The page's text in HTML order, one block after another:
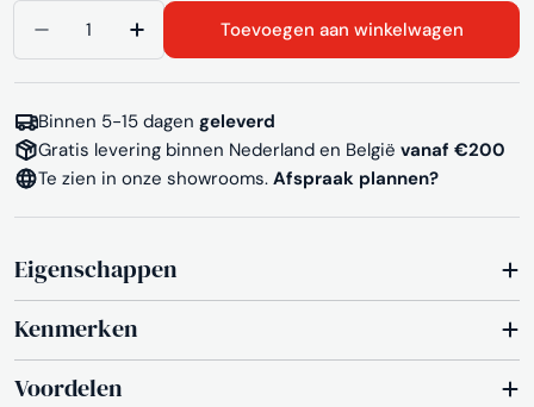
Aantal verlagen voor klapstoel S76 FP collection
Aantal verhogen voor klapstoel S76
Toevoegen aan winkelwagen
Binnen 5-15 dagen geleverd
Gratis levering binnen Nederland en België vanaf €200
Te zien in onze showrooms. Afspraak plannen?
Eigenschappen
Kenmerken
Voordelen